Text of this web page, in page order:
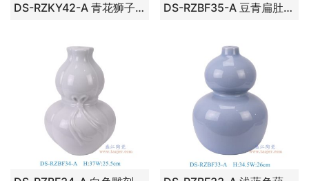
DS-RZKY42-A 青花狮子纹将军罐灯具 DS-RZBF35-A 豆青扁肚花瓶灯具